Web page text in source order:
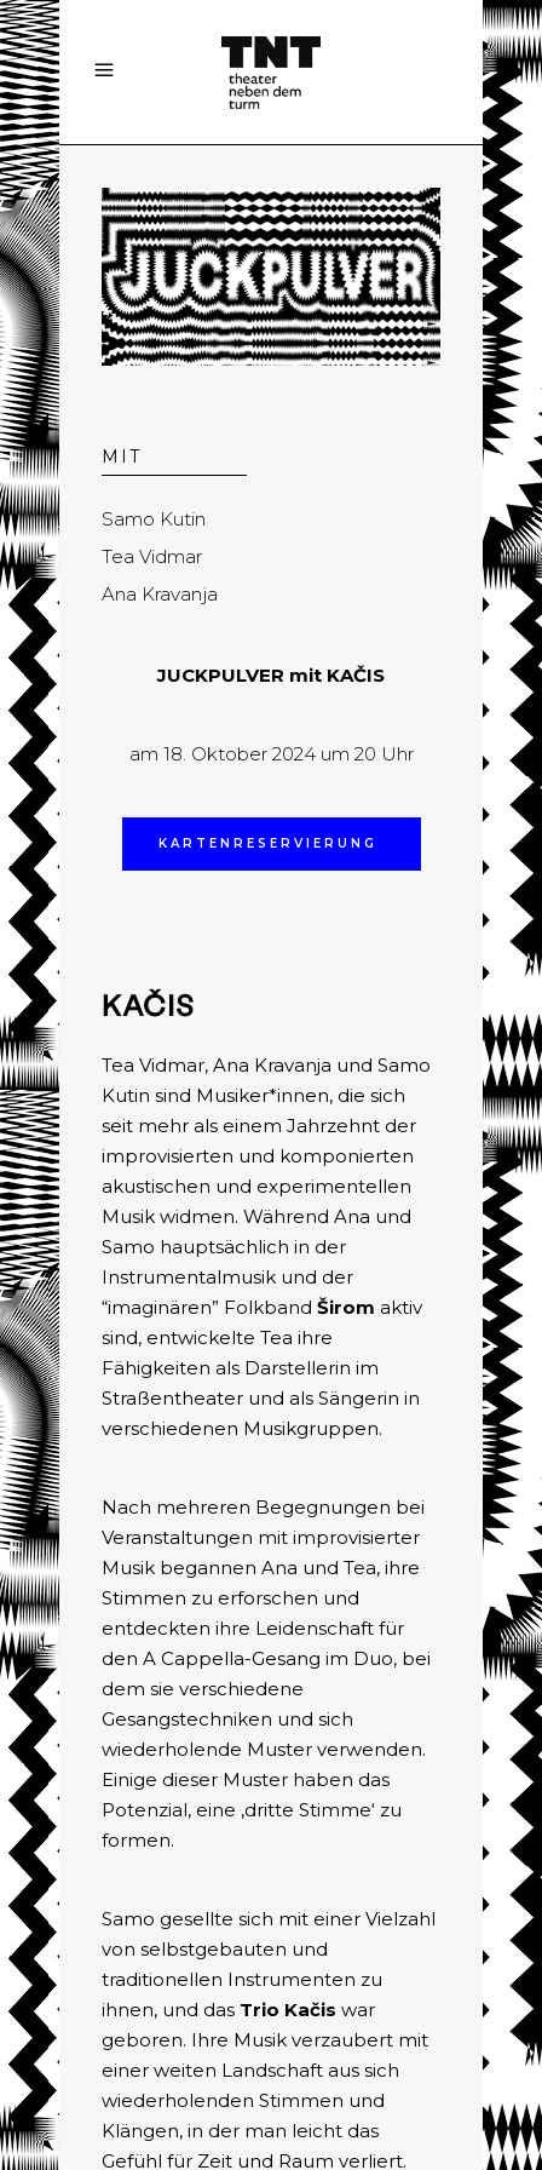
MIT
Samo Kutin
Tea Vidmar
Ana Kravanja
JUCKPULVER mit KAČIS
am 18. Oktober 2024 um 20 Uhr
KARTENRESERVIERUNG
KAČIS
Tea Vidmar, Ana Kravanja und Samo
Kutin sind Musiker*innen, die sich
seit mehr als einem Jahrzehnt der
improvisierten und komponierten
akustischen und experimentellen
Musik widmen. Während Ana und
Samo hauptsächlich in der
Instrumentalmusik und der
“imaginären” Folkband Širom aktiv
sind, entwickelte Tea ihre
Fähigkeiten als Darstellerin im
Straßentheater und als Sängerin in
verschiedenen Musikgruppen.
Nach mehreren Begegnungen bei
Veranstaltungen mit improvisierter
Musik begannen Ana und Tea, ihre
Stimmen zu erforschen und
entdeckten ihre Leidenschaft für
den A Cappella-Gesang im Duo, bei
dem sie verschiedene
Gesangstechniken und sich
wiederholende Muster verwenden.
Einige dieser Muster haben das
Potenzial, eine ‚dritte Stimme‘ zu
formen.
Samo gesellte sich mit einer Vielzahl
von selbstgebauten und
traditionellen Instrumenten zu
ihnen, und das Trio Kačis war
geboren. Ihre Musik verzaubert mit
einer weiten Landschaft aus sich
wiederholenden Stimmen und
Klängen, in der man leicht das
Gefühl für Zeit und Raum verliert.